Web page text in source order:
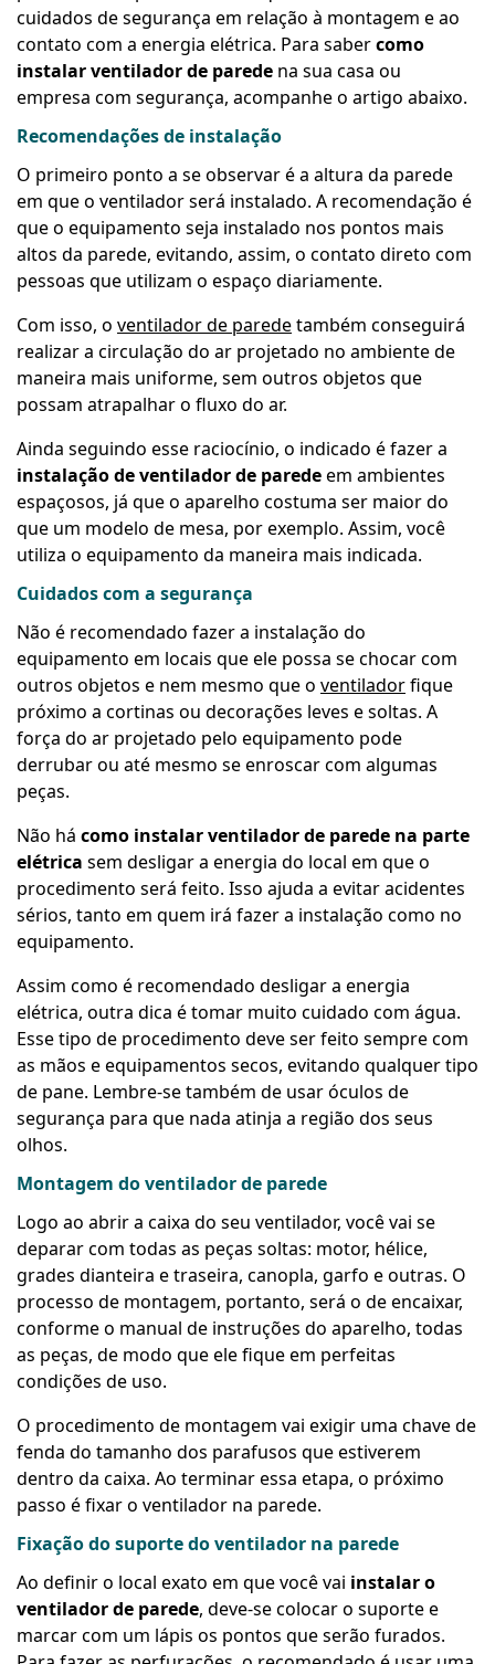
cuidados de segurança em relação à montagem e ao
contato com a energia elétrica. Para sabercomo
instalar ventilador de parede na sua casa ou
empresa com segurança, acompanhe o artigo abaixo.
Recomendações de instalação
O primeiro ponto a se observar é a altura da parede
em que o ventilador será instalado. A recomendação é
que o equipamento seja instalado nos pontos mais
altos da parede, evitando, assim, o contato direto com
pessoas que utilizam o espaço diariamente.
Com isso, o ventilador de paredetambém conseguirá
realizar a circulação do ar projetado no ambiente de
maneira mais uniforme, sem outros objetos que
possam atrapalhar o fluxo do ar.
Ainda seguindo esse raciocínio, o indicado é fazer a
instalação de ventilador de paredeem ambientes
espaçosos, já que o aparelho costuma ser maior do
que um modelo de mesa, por exemplo. Assim, você
utiliza o equipamento da maneira mais indicada.
Cuidados com a segurança
Não é recomendado fazer a instalação do
equipamento em locais que ele possa se chocar com
outros objetos e nem mesmo que o ventiladorfique
próximo a cortinas ou decorações leves e soltas. A
força do ar projetado pelo equipamento pode
derrubar ou até mesmo se enroscar com algumas
peças.
Não há como instalar ventilador de parede na parte
elétrica sem desligar a energia do local em que o
procedimento será feito. Isso ajuda a evitar acidentes
sérios, tanto em quem irá fazer a instalação como no
equipamento.
Assim como é recomendado desligar a energia
elétrica, outra dica é tomar muito cuidado com água.
Esse tipo de procedimento deve ser feito sempre com
as mãos e equipamentos secos, evitando qualquer tipo
de pane. Lembre-se também de usar óculos de
segurança para que nada atinja a região dos seus
olhos.
Montagem do ventilador de parede
Logo ao abrir a caixa do seu ventilador, você vai se
deparar com todas as peças soltas: motor, hélice,
grades dianteira e traseira, canopla, garfo e outras. O
processo de montagem, portanto, será o de encaixar,
conforme o manual de instruções do aparelho, todas
as peças, de modo que ele fique em perfeitas
condições de uso.
O procedimento de montagem vai exigir uma chave de
fenda do tamanho dos parafusos que estiverem
dentro da caixa. Ao terminar essa etapa, o próximo
passo é fixar o ventilador na parede.
Fixação do suporte do ventilador na parede
Ao definir o local exato em que você vai instalar o
ventilador de parede, deve-se colocar o suporte e
marcar com um lápis os pontos que serão furados.